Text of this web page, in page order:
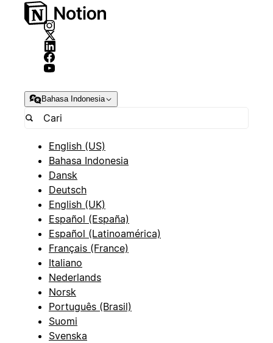
Bahasa Indonesia
English (US)
Bahasa Indonesia
Dansk
Deutsch
English (UK)
Español (España)
Español (Latinoamérica)
Français (France)
Italiano
Nederlands
Norsk
Português (Brasil)
Suomi
Svenska